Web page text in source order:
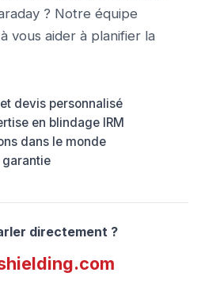
? Notre équipe
vous aider à planifier la
devis personnalisé
en blindage IRM
dans le monde
garantie
directement ?